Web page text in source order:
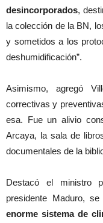
desincorporados,
la colección de la BN,
y sometidos a los
deshumidificación”.
Asimismo, agregó
correctivas y
esa. Fue un alivio
Arcaya, la sala de
documentales de la
Destacó el ministro
presidente Maduro,
enorme sistema de